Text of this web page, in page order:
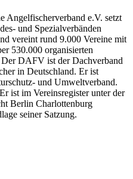
Angelfischerverband e.V. setzt
und Spezialverbänden
vereint rund 9.000 Vereine mit
530.000 organisierten
DAFV ist der Dachverband
in Deutschland. Er ist
und Umweltverband.
ist im Vereinsregister unter der
Berlin Charlottenburg
seiner Satzung.